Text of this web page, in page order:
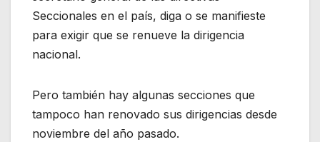
Seccionales en el país, diga o se manifieste
para exigir que se renueve la dirigencia
nacional.
Pero también hay algunas secciones que
tampoco han renovado sus dirigencias desde
noviembre del año pasado.